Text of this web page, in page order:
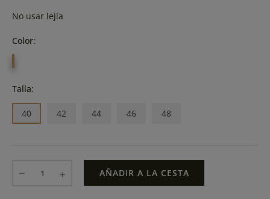
No usar lejía
Color:
Talla:
40 42 44 46 48
AÑADIR A LA CESTA